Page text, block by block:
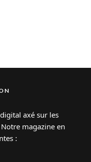
axé sur les
magazine en
: